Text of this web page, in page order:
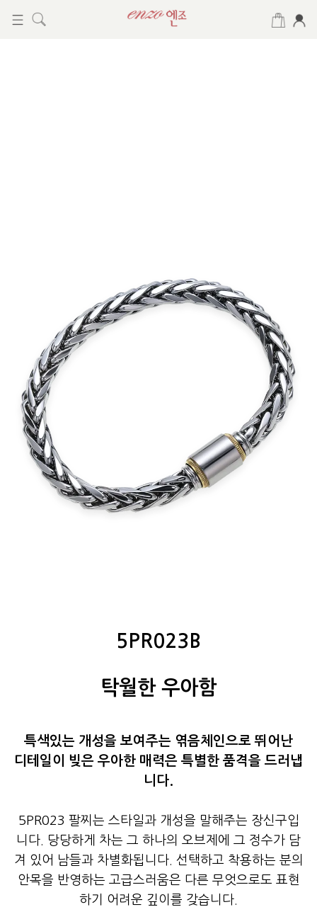
5PR023B
탁월한 우아함
특색있는 개성을 보여주는 엮음체인으로 뛰어난
디테일이 빚은 우아한 매력은 특별한 품격을 드러냅
니다.
5PR023 팔찌는 스타일과 개성을 말해주는 장신구입
니다. 당당하게 차는 그 하나의 오브제에 그 정수가 담
겨 있어 남들과 차별화됩니다. 선택하고 착용하는 분의
안목을 반영하는 고급스러움은 다른 무엇으로도 표현
하기 어려운 깊이를 갖습니다.